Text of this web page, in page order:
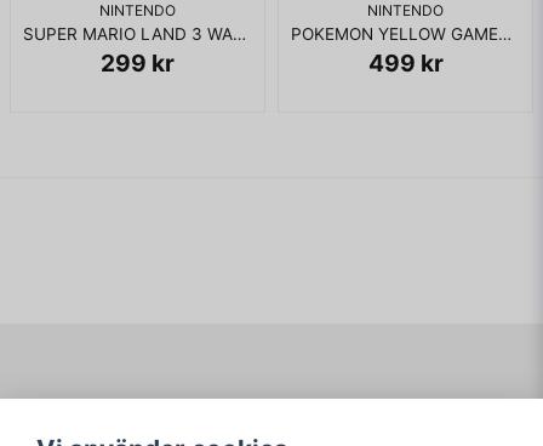
NINTENDO
SUPER MARIO LAND 3 WARIO LAND GAMEBOY
299 kr
NINTENDO
POKEMON YELLOW GAMEBOY JAPANSK
499 kr